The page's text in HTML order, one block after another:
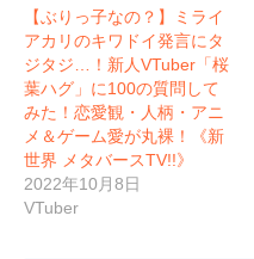
【ぶりっ子なの？】ミライ
アカリのキワドイ発言にタ
ジタジ…！新人VTuber「桜
葉ハグ」に100の質問して
みた！恋愛観・人柄・アニ
メ＆ゲーム愛が丸裸！《新
世界 メタバースTV!!》
2022年10月8日
VTuber